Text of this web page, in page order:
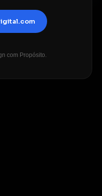
com Propósito.